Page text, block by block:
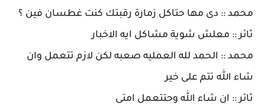
محمد :: دى مها حتاكل زمارة رقبتك كنت غطسان فين ؟
ثائر :: معلش شوية مشاكل ايه الاخبار
محمد :: الحمد لله العمليه صعبه لكن لازم تتعمل وان
شاء الله تتم على خير
ثائر :: ان شاء الله وحتتعمل امتى